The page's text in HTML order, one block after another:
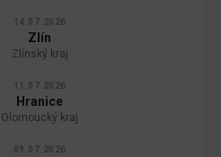
14.07.2026
Zlín
Zlínský kraj
11.07.2026
Hranice
Olomoucký kraj
09.07.2026